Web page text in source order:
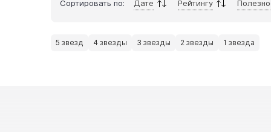
Сортировать по: Дате Рейтингу
5 звезд 4 звезды 3 звезды 2 звезды 1 звезда